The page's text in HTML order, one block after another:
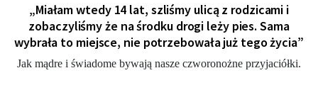
„Miałam wtedy 14 lat, szliśmy ulicą z rodzicami i
zobaczyliśmy że na środku drogi leży pies. Sama
wybrała to miejsce, nie potrzebowała już tego życia”
Jak mądre i świadome bywają nasze czworonożne przyjaciółki.